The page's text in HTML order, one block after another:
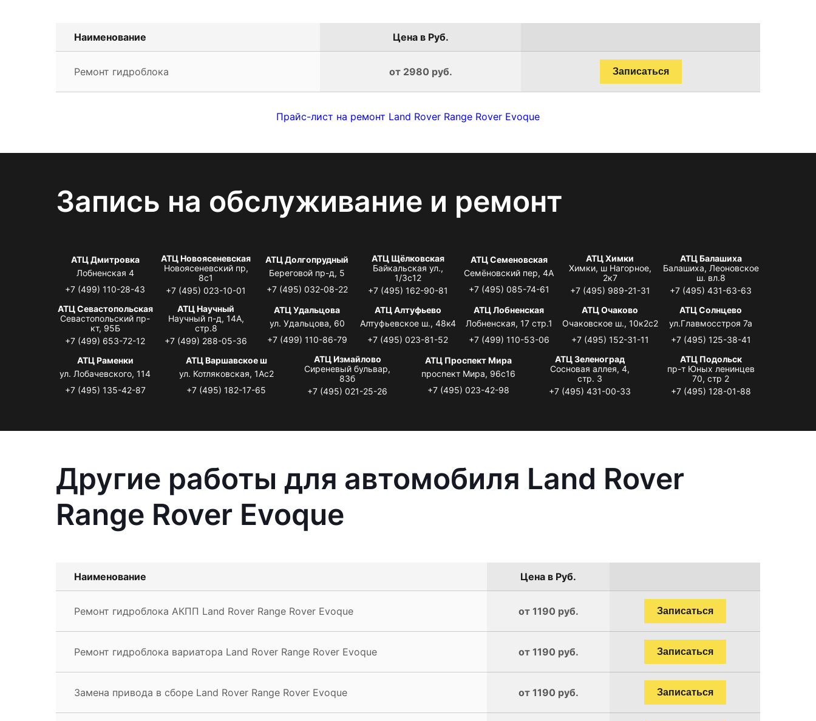
Наименование Цена в Руб.
Ремонт гидроблока от 2980 руб. Записаться
Прайс-лист на ремонт Land Rover Range Rover Evoque
Запись на обслуживание и ремонт
АТЦ Дмитровка
Лобненская 4
+7 (499) 110-28-43
АТЦ Новоясеневская
Новоясеневский пр,
8с1
+7 (495) 023-10-01
АТЦ Долгопрудный
Береговой пр-д, 5
+7 (495) 032-08-22
АТЦ Щёлковская
Байкальская ул.,
1/3с12
+7 (495) 162-90-81
АТЦ Семеновская
Семёновский пер, 4А
+7 (495) 085-74-61
АТЦ Химки
Химки, ш Нагорное,
2к7
+7 (495) 989-21-31
АТЦ Балашиха
Балашиха, Леоновское
ш. вл.8
+7 (495) 431-63-63
АТЦ Севастопольская
Севастопольский пр-
кт, 95Б
+7 (499) 653-72-12
АТЦ Научный
Научный п-д, 14А,
стр.8
+7 (499) 288-05-36
АТЦ Удальцова
ул. Удальцова, 60
+7 (499) 110-86-79
АТЦ Алтуфьево
Алтуфьевское ш., 48к4
+7 (495) 023-81-52
АТЦ Лобненская
Лобненская, 17 стр.1
+7 (499) 110-53-06
АТЦ Очаково
Очаковское ш., 10к2с2
+7 (495) 152-31-11
АТЦ Солнцево
ул.Главмосстроя 7а
+7 (495) 125-38-41
АТЦ Раменки
ул. Лобачевского, 114
+7 (495) 135-42-87
АТЦ Варшавское ш
ул. Котляковская, 1Ас2
+7 (495) 182-17-65
АТЦ Измайлово
Сиреневый бульвар,
83б
+7 (495) 021-25-26
АТЦ Проспект Мира
проспект Мира, 96с16
+7 (495) 023-42-98
АТЦ Зеленоград
Сосновая аллея, 4,
стр. 3
+7 (495) 431-00-33
АТЦ Подольск
пр-т Юных ленинцев
70, стр 2
+7 (495) 128-01-88
Другие работы для автомобиля Land Rover
Range Rover Evoque
Наименование Цена в Руб.
Ремонт гидроблока АКПП Land Rover Range Rover Evoque от 1190 руб. Записаться
Ремонт гидроблока вариатора Land Rover Range Rover Evoque от 1190 руб. Записаться
Замена привода в сборе Land Rover Range Rover Evoque от 1190 руб. Записаться